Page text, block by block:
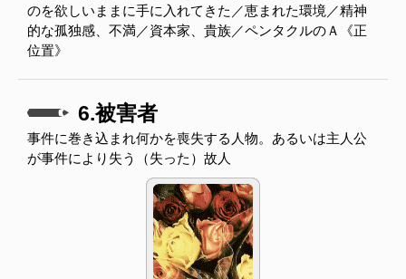
のを欲しいままに手に入れてきた／恵まれた環境／精神
的な孤独感、不満／資本家、貴族／ペンタクルのＡ《正
位置》
6.被害者
事件に巻き込まれ何かを喪失する人物。あるいは主人公
が事件により失う（失った）故人